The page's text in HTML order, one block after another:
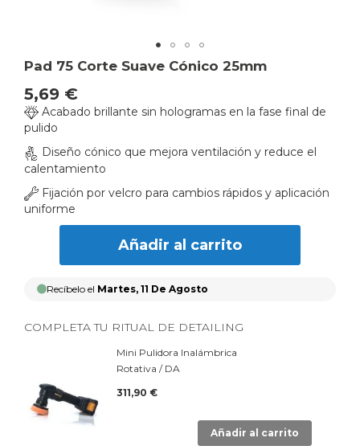
Pad 75 Corte Suave Cónico 25mm
5,69 €
Acabado brillante sin hologramas en la fase final de
pulido
Diseño cónico que mejora ventilación y reduce el
calentamiento
Fijación por velcro para cambios rápidos y aplicación
uniforme
Añadir al carrito
Recíbelo el Martes, 11 De Agosto
COMPLETA TU RITUAL DE DETAILING
Mini Pulidora Inalámbrica
Rotativa / DA
311,90 €
Añadir al carrito
Skip
the
beginning
of
the
images
gallery